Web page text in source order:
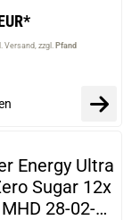
Versand zzgl. Pfand
Energy Ultra
Sugar 12x
28-02-